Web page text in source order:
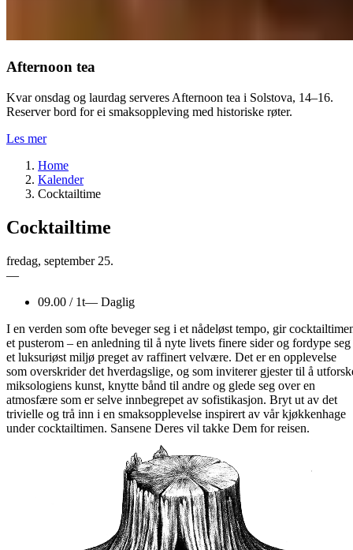
Afternoon tea
Kvar onsdag og laurdag serveres Afternoon tea i Solstova, 14–16.
Reserver bord for ei smaksoppleving med historiske røter.
Les mer
Home
Kalender
Cocktailtime
Cocktailtime
fredag, september 25.
—
09.00 / 1t— Daglig
I en verden som ofte beveger seg i et nådeløst tempo, gir
et pusterom – en anledning til å nyte livets finere sider og fordype
et luksuriøst miljø preget av raffinert velvære. Det er en opplevelse
som overskrider det hverdagslige, og som inviterer gjester til å
miksologiens kunst, knytte bånd til andre og glede seg over en
atmosfære som er selve innbegrepet av sofistikasjon. Bryt ut av det
trivielle og trå inn i en smaksopplevelse inspirert av vår kjøkkenhage
under cocktailtimen. Sansene Deres vil takke Dem for reisen.